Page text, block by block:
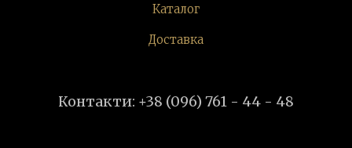
Каталог
Доставка
Контакти: +38 (096) 761 - 44 - 48